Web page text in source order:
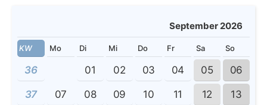
September 2026
KW Mo Di Mi Do Fr Sa So
36 01 02 03 04 05 06
37 07 08 09 10 11 12 13